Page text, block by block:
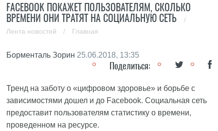
FACEBOOK ПОКАЖЕТ ПОЛЬЗОВАТЕЛЯМ, СКОЛЬКО
ВРЕМЕНИ ОНИ ТРАТЯТ НА СОЦИАЛЬНУЮ СЕТЬ
/
Лента новостей
/ Главная
Борменталь Зорин 25.06.2018, 13:35
Поделиться:
Тренд на заботу о «цифровом здоровье» и борьбе с
зависимостями дошел и до Facebook. Социальная сеть
предоставит пользователям статистику о времени,
проведенном на ресурсе.